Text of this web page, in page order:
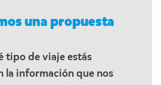
una propuesta
tipo de viaje estás
la información que nos